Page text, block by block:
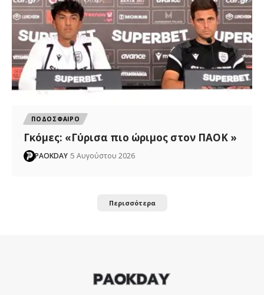
ΠΟΔΟΣΦΑΙΡΟ
Γκόμες: «Γύρισα πιο ώριμος στον ΠΑΟΚ »
PAOKDAY 5 Αυγούστου 2026
Περισσότερα